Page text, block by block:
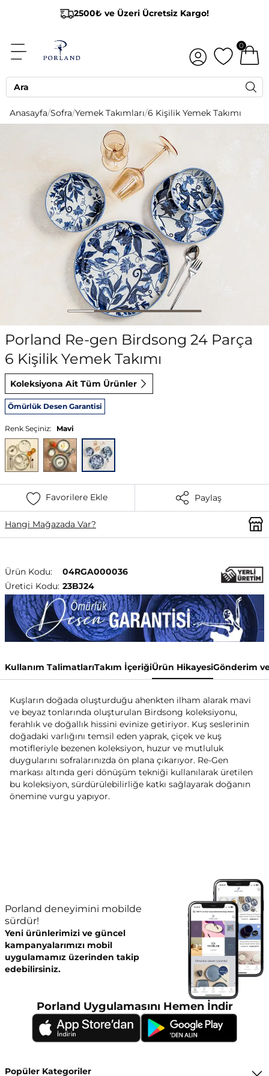
2500₺ ve Üzeri Ücretsiz Kargo!
0
Anasayfa/Sofra/Yemek Takımları/6 Kişilik Yemek Takımı
Porland Re-gen Birdsong 24 Parça
6 Kişilik Yemek Takımı
Koleksiyona Ait Tüm Ürünler
Ömürlük Desen Garantisi
Renk Seçiniz: Mavi
Favorilere Ekle Paylaş
Hangi Mağazada Var?
Ürün Kodu:
04RGA000036
Üretici Kodu: 23BJ24
Kullanım TalimatlarıTakım İçeriğiÜrün HikayesiGönderim
Kuşların doğada oluşturduğu ahenkten ilham alarak mavi
ve beyaz tonlarında oluşturulan Birdsong koleksiyonu,
ferahlık ve doğallık hissini evinize getiriyor. Kuş seslerinin
doğadaki varlığını temsil eden yaprak, çiçek ve kuş
motifleriyle bezenen koleksiyon, huzur ve mutluluk
duygularını sofralarınızda ön plana çıkarıyor. Re-Gen
markası altında geri dönüşüm tekniği kullanılarak üretilen
bu koleksiyon, sürdürülebilirliğe katkı sağlayarak doğanın
önemine vurgu yapıyor.
Porland deneyimini mobilde
sürdür!
Yeni ürünlerimizi ve güncel
kampanyalarımızı mobil
uygulamamız üzerinden takip
edebilirsiniz.
Porland Uygulamasını Hemen İndir
Popüler Kategoriler